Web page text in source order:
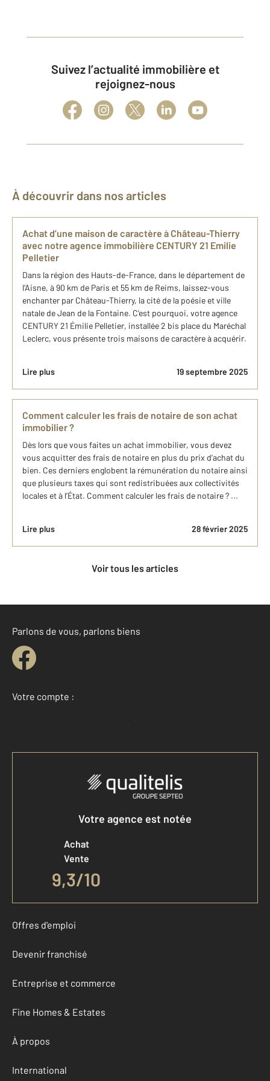
Suivez l’actualité immobilière et
rejoignez-nous
À découvrir dans nos articles
Achat d’une maison de caractère à Château-Thierry
avec notre agence immobilière CENTURY 21 Emilie
Pelletier
Dans la région des Hauts-de-France, dans le département de
l’Aisne, à 90 km de Paris et 55 km de Reims, laissez-vous
enchanter par Château-Thierry, la cité de la poésie et ville
natale de Jean de la Fontaine. C’est pourquoi, votre agence
CENTURY 21 Émilie Pelletier, installée 2 bis place du Maréchal
Leclerc, vous présente trois maisons de caractère à acquérir.
Lire plus 19 septembre 2025
Comment calculer les frais de notaire de son achat
immobilier ?
Dès lors que vous faites un achat immobilier, vous devez
vous acquitter des frais de notaire en plus du prix d’achat du
bien. Ces derniers englobent la rémunération du notaire ainsi
que plusieurs taxes qui sont redistribuées aux collectivités
locales et à l’État. Comment calculer les frais de notaire ? ...
Lire plus 28 février 2025
Voir tous les articles
Parlons de vous, parlons biens
Votre compte :
Accéder à mon compte
Votre agence est notée
Achat
Vente
9,3/10
Offres d'emploi
Devenir franchisé
Entreprise et commerce
Fine Homes & Estates
À propos
International